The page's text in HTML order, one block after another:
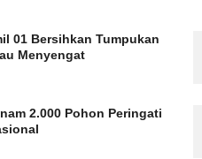
01 Bersihkan Tumpukan
Menyengat
2.000 Pohon Peringati